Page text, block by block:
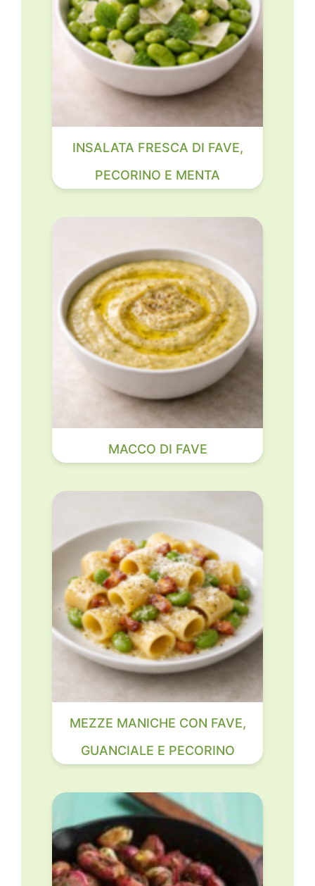
INSALATA FRESCA DI FAVE,
PECORINO E MENTA
MACCO DI FAVE
MEZZE MANICHE CON FAVE,
GUANCIALE E PECORINO